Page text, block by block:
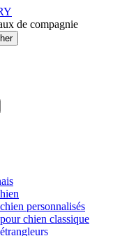
de compagnie
personnalisés
chien classique